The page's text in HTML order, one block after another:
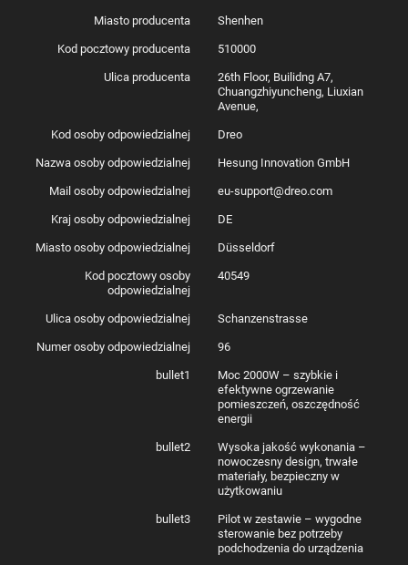
Miasto producenta Shenhen
Kod pocztowy producenta 510000
Ulica producenta
26th Floor, Builidng A7,
Chuangzhiyuncheng, Liuxian
Avenue,
Kod osoby odpowiedzialnej Dreo
Nazwa osoby odpowiedzialnej Hesung Innovation GmbH
Mail osoby odpowiedzialnej eu-support@dreo.com
Kraj osoby odpowiedzialnej DE
Miasto osoby odpowiedzialnej Düsseldorf
Kod pocztowy osoby
odpowiedzialnej
40549
Ulica osoby odpowiedzialnej Schanzenstrasse
Numer osoby odpowiedzialnej 96
bullet1
Moc 2000W – szybkie i
efektywne ogrzewanie
pomieszczeń, oszczędność
energii
bullet2
Wysoka jakość wykonania –
nowoczesny design, trwałe
materiały, bezpieczny w
użytkowaniu
bullet3
Pilot w zestawie – wygodne
sterowanie bez potrzeby
podchodzenia do urządzenia